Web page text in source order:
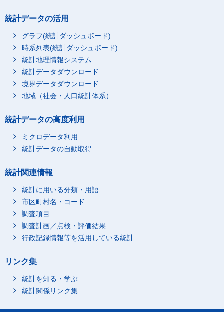
統計データの活用
グラフ(統計ダッシュボード)
時系列表(統計ダッシュボード)
統計地理情報システム
統計データダウンロード
境界データダウンロード
地域（社会・人口統計体系）
統計データの高度利用
ミクロデータ利用
統計データの自動取得
統計関連情報
統計に用いる分類・用語
市区町村名・コード
調査項目
調査計画／点検・評価結果
行政記録情報等を活用している統計
リンク集
統計を知る・学ぶ
統計関係リンク集